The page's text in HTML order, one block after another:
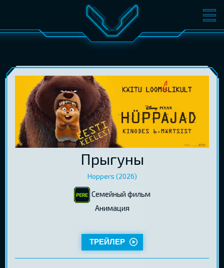
ФИЛЬМЫ БИЛЕТЫ
КОНФЕРЕНЦИИ КИНОКЛУБ-V
ПОДАРОЧНЫЕ КАРТЫ
Прыгуны
Hoppers (2026)
Семейный фильм
Aнимация
ТРЕЙЛЕР